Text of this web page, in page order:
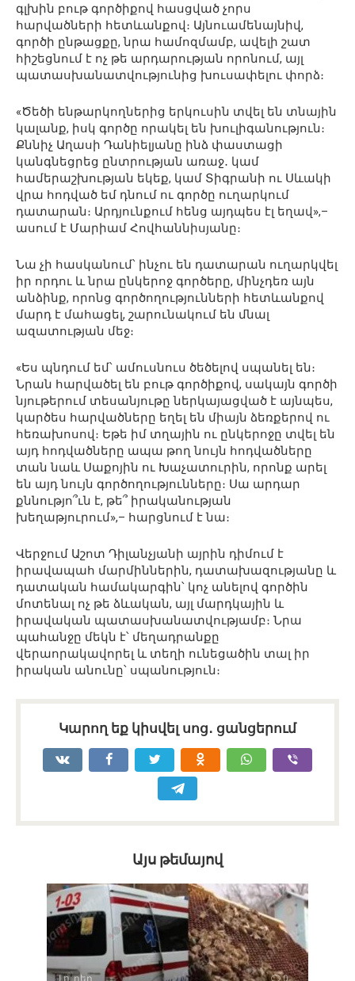
գլխին բութ գործիքով հասցված չորս
հարվածների հետևանքով։ Այնուամենայնիվ,
գործի ընթացքը, նրա համոզմամբ, ավելի շատ
հիշեցնում է ոչ թե արդարության որոնում, այլ
պատասխանատվությունից խուսափելու փորձ։
«Ծեծի ենթարկողներից երկուսին տվել են տնային
կալանք, իսկ գործը որակել են խուլիգանություն։
Քննիչ Աղասի Դանիելյանը ինձ փաստացի
կանգնեցրեց ընտրության առաջ․ կամ
համերաշխության եկեք, կամ Տիգրանի ու Սևակի
վրա հոդված եմ դնում ու գործը ուղարկում
դատարան։ Արդյունքում հենց այդպես էլ եղավ»,–
ասում է Մարիամ Հովհաննիսյանը։
Նա չի հասկանում՝ ինչու են դատարան ուղարկվել
իր որդու և նրա ընկերոջ գործերը, մինչդեռ այն
անձինք, որոնց գործողությունների հետևանքով
մարդ է մահացել, շարունակում են մնալ
ազատության մեջ։
«Ես պնդում եմ՝ ամուսնուս ծեծելով սպանել են։
Նրան հարվածել են բութ գործիքով, սակայն գործի
նյութերում տեսանյութը ներկայացված է այնպես,
կարծես հարվածները եղել են միայն ձեռքերով ու
հեռախոսով։ Եթե իմ տղային ու ընկերոջը տվել են
այդ հոդվածները ապա թող նույն հոդվածները
տան նաև Սաքոյին ու Խաչատուրին, որոնք արել
են այդ նույն գործողությունները։ Սա արդար
քննությո՞ւն է, թե՞ իրականության
խեղաթյուրում»,– հարցնում է նա։
Վերջում Աշոտ Դիլանչյանի այրին դիմում է
իրավապահ մարմիններին, դատախազությանը և
դատական համակարգին՝ կոչ անելով գործին
մոտենալ ոչ թե ձևական, այլ մարդկային և
իրավական պատասխանատվությամբ։ Նրա
պահանջը մեկն է՝ մեղադրանքը
վերաորակավորել և տեղի ունեցածին տալ իր
իրական անունը՝ սպանություն։
Կարող եք կիսվել սոց․ ցանցերում
Այս թեմայով
Լուրեր 0